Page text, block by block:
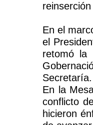
En el
el
retomó la
Secretaría.
En la
conflicto
hicieron